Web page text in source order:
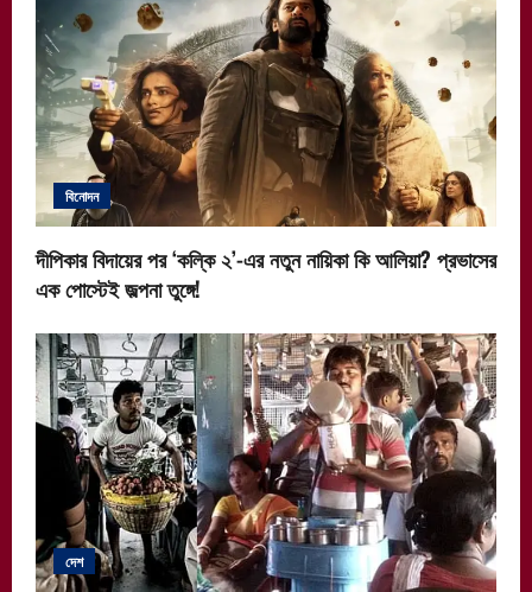
বিনোদন
দীপিকার বিদায়ের পর ‘কল্কি ২’-এর নতুন নায়িকা কি আলিয়া? প্রভাসের
এক পোস্টেই জল্পনা তুঙ্গে!
দেশ